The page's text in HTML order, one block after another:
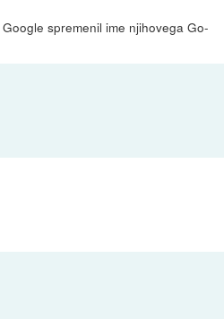
spremenil ime njihovega Go-